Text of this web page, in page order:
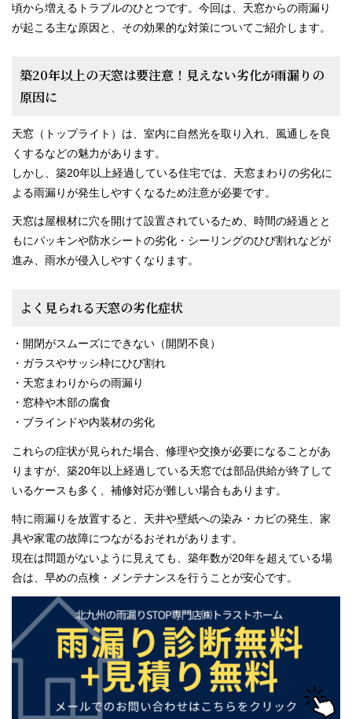
スタッフブログ
頃から増えるトラブルのひとつです。今回は、天窓からの雨漏り
が起こる主な原因と、その効果的な対策についてご紹介します。
築20年以上の天窓は要注意！見えない劣化が雨漏りの
原因に
天窓（トップライト）は、室内に自然光を取り入れ、風通しを良
くするなどの魅力があります。
しかし、築20年以上経過している住宅では、天窓まわりの劣化に
よる雨漏りが発生しやすくなるため注意が必要です。
天窓は屋根材に穴を開けて設置されているため、時間の経過とと
もにパッキンや防水シートの劣化・シーリングのひび割れなどが
進み、雨水が侵入しやすくなります。
よく見られる天窓の劣化症状
・開閉がスムーズにできない（開閉不良）
・ガラスやサッシ枠にひび割れ
・天窓まわりからの雨漏り
・窓枠や木部の腐食
・ブラインドや内装材の劣化
これらの症状が見られた場合、修理や交換が必要になることがあ
りますが、築20年以上経過している天窓では部品供給が終了して
いるケースも多く、補修対応が難しい場合もあります。
特に雨漏りを放置すると、天井や壁紙への染み・カビの発生、家
具や家電の故障につながるおそれがあります。
現在は問題がないように見えても、築年数が20年を超えている場
合は、早めの点検・メンテナンスを行うことが安心です。